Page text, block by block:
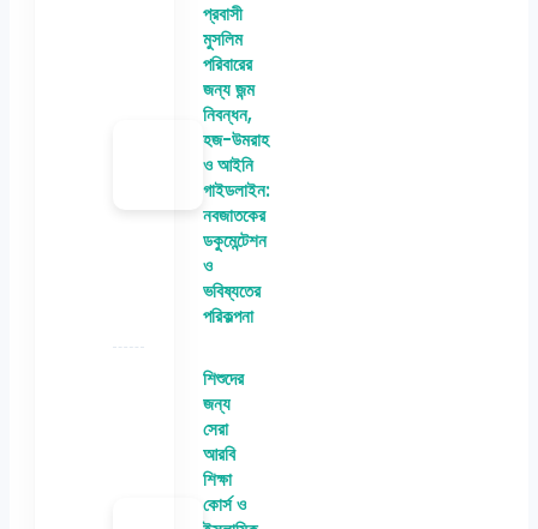
প্রবাসী
মুসলিম
পরিবারের
জন্য জন্ম
নিবন্ধন,
হজ-উমরাহ
ও আইনি
গাইডলাইন:
নবজাতকের
ডকুমেন্টেশন
ও
ভবিষ্যতের
পরিকল্পনা
শিশুদের
জন্য
সেরা
আরবি
শিক্ষা
কোর্স ও